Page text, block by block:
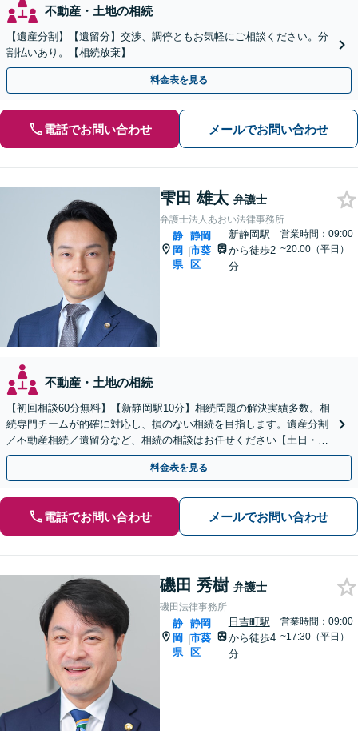
不動産・土地の相続
【遺産分割】【遺留分】交渉、調停ともお気軽にご相談ください。分
割払いあり。【相続放棄】
料金表を見る
電話でお問い合わせ メールでお問い合わせ
雫田 雄太 弁護士
弁護士法人あおい法律事務所
静
岡
県
|
静岡
市葵
区
新静岡駅
から徒歩2
分
営業時間：09:00
~20:00（平日）
不動産・土地の相続
【初回相談60分無料】【新静岡駅10分】相続問題の解決実績多数。相
続専門チームが的確に対応し、損のない相続を目指します。遺産分割
／不動産相続／遺留分など、相続の相談はお任せください【土日・夜
間相談可】登記・税の申告などアフターフォローも対応
料金表を見る
電話でお問い合わせ メールでお問い合わせ
磯田 秀樹 弁護士
磯田法律事務所
静
岡
県
|
静岡
市葵
区
日吉町駅
から徒歩4
分
営業時間：09:00
~17:30（平日）